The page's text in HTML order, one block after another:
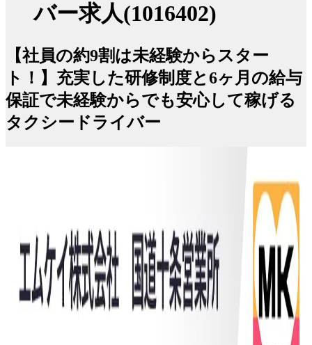
バー求人(1016402)
【社員の約9割は未経験からスター
ト！】充実した研修制度と6ヶ月の給与
保証で未経験からでも安心して稼げる
タクシードライバー